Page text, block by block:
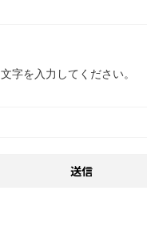
字を入力してください。